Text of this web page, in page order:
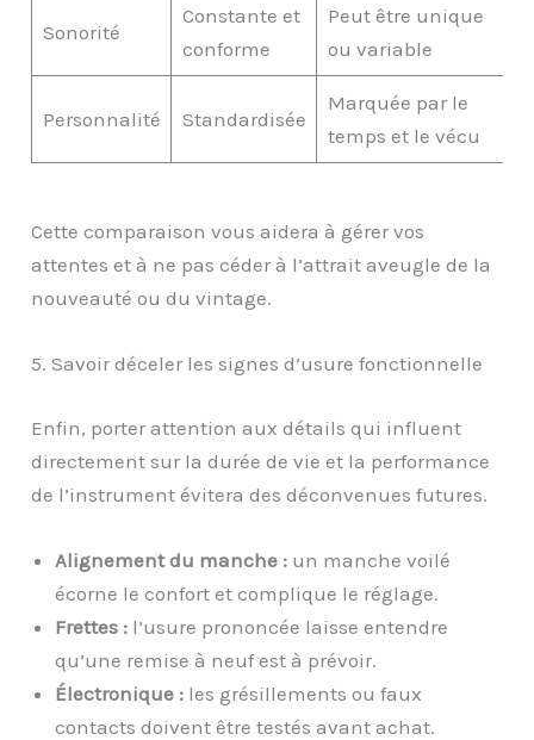
Sonorité
Constante et
conforme
Peut être unique
ou variable
Personnalité Standardisée
Marquée par le
temps et le vécu
Cette comparaison vous aidera à gérer vos
attentes et à ne pas céder à l’attrait aveugle de la
nouveauté ou du vintage.
5. Savoir déceler les signes d’usure fonctionnelle
Enfin, porter attention aux détails qui influent
directement sur la durée de vie et la performance
de l’instrument évitera des déconvenues futures.
Alignement du manche : un manche voilé
écorne le confort et complique le réglage.
Frettes : l’usure prononcée laisse entendre
qu’une remise à neuf est à prévoir.
Électronique : les grésillements ou faux
contacts doivent être testés avant achat.